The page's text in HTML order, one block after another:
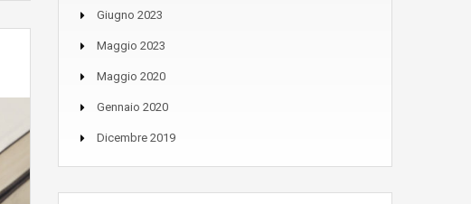
Giugno 2023
Maggio 2023
Maggio 2020
Gennaio 2020
Dicembre 2019